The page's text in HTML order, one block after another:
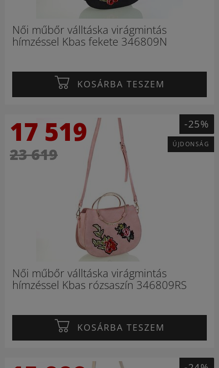
Női műbőr válltáska virágmintás
hímzéssel Kbas fekete 346809N
KOSÁRBA TESZEM
17 519
23 619
-25%
ÚJDONSÁG
Női műbőr válltáska virágmintás
hímzéssel Kbas rózsaszín 346809RS
KOSÁRBA TESZEM